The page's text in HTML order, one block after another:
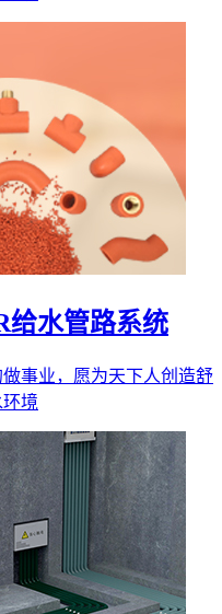
给水管路系统
事业，愿为天下人创造舒
境